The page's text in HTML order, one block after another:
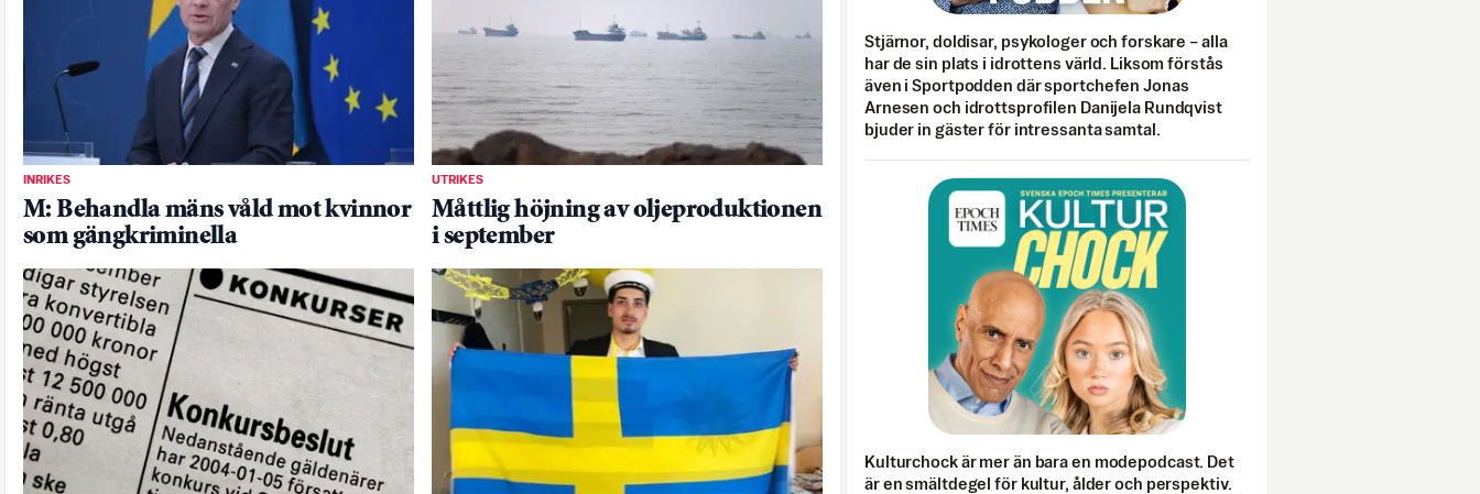
INRIKES
M: Behandla mäns våld mot kvinnor
som gängkriminella
UTRIKES
Måttlig höjning av oljeproduktionen
i september
Stjärnor, doldisar, psykologer och forskare – alla
har de sin plats i idrottens värld. Liksom förstås
även i Sportpodden där sportchefen Jonas
Arnesen och idrottsprofilen Danijela Rundqvist
bjuder in gäster för intressanta samtal.
Kulturchock är mer än bara en modepodcast. Det
är en smältdegel för kultur, ålder och perspektiv.